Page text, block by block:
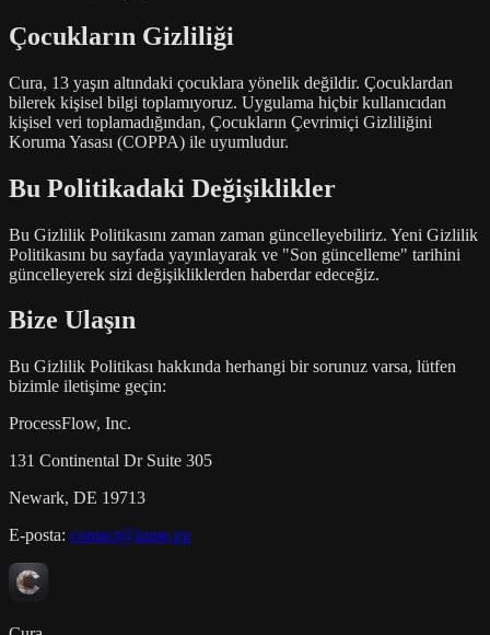
Çocukların Gizliliği
Cura, 13 yaşın altındaki çocuklara yönelik değildir. Çocuklardan
bilerek kişisel bilgi toplamıyoruz. Uygulama hiçbir kullanıcıdan
kişisel veri toplamadığından, Çocukların Çevrimiçi Gizliliğini
Koruma Yasası (COPPA) ile uyumludur.
Bu Politikadaki Değişiklikler
Bu Gizlilik Politikasını zaman zaman güncelleyebiliriz. Yeni Gizlilik
Politikasını bu sayfada yayınlayarak ve "Son güncelleme" tarihini
güncelleyerek sizi değişikliklerden haberdar edeceğiz.
Bize Ulaşın
Bu Gizlilik Politikası hakkında herhangi bir sorunuz varsa, lütfen
bizimle iletişime geçin:
ProcessFlow, Inc.
131 Continental Dr Suite 305
Newark, DE 19713
E-posta: contact@lume.gg